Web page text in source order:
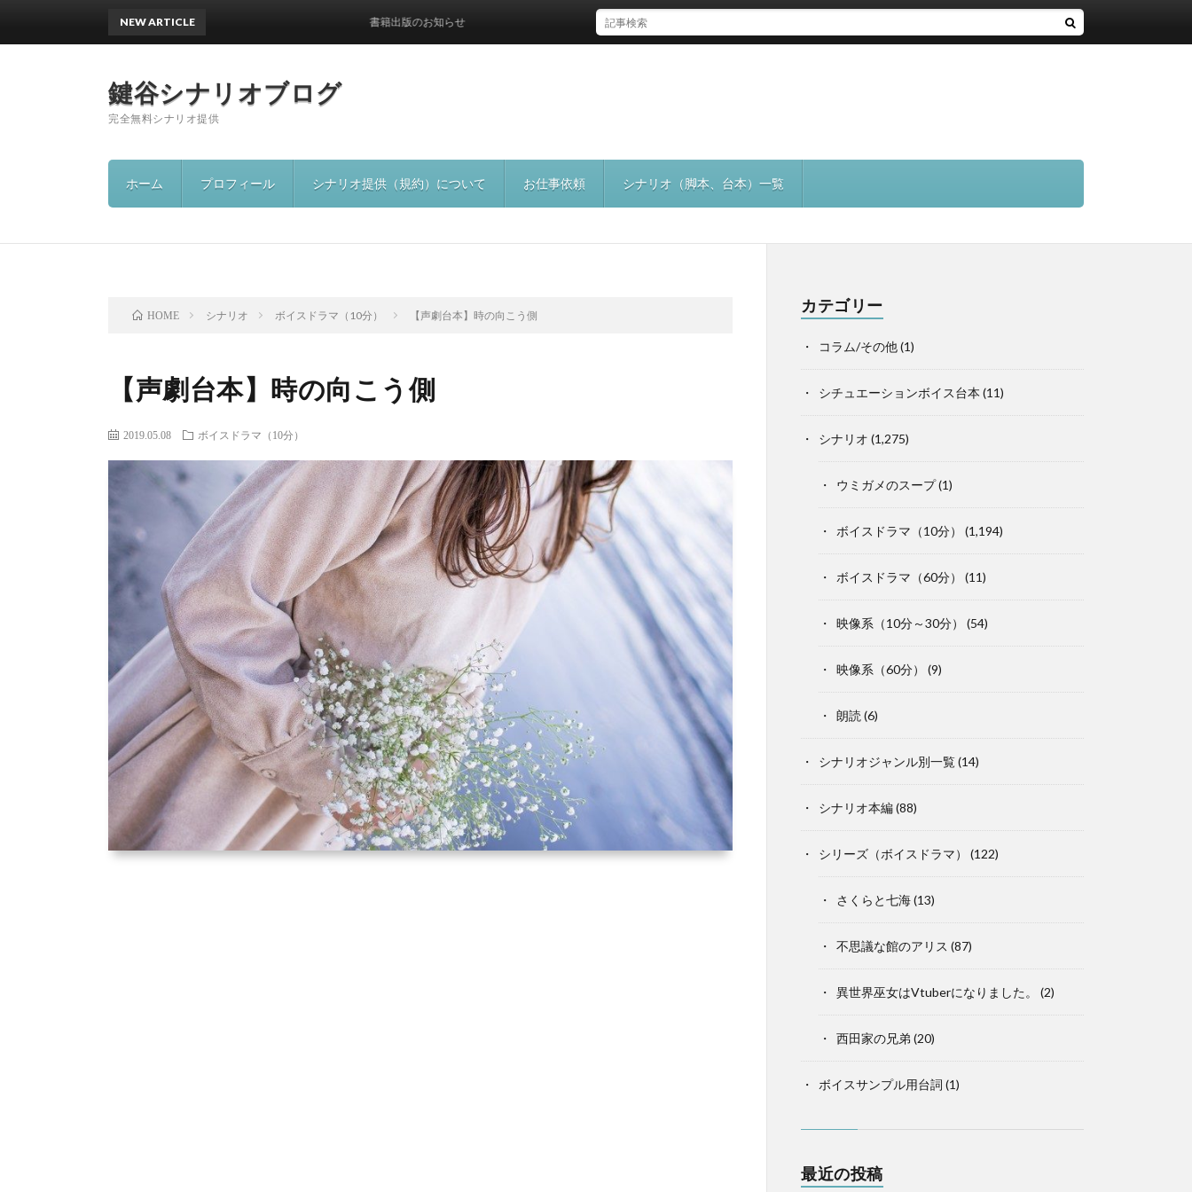
鍵谷シナリオブログ
完全無料シナリオ提供
ホーム プロフィール シナリオ提供（規約）について お仕事依頼 シナリオ（脚本、台本）一覧
NEW ARTICLE 書籍出版のお知らせ
HOME シナリオ ボイスドラマ（10分） 【声劇台本】時の向こう側
【声劇台本】時の向こう側
2019.05.08 ボイスドラマ（10分）
カテゴリー
コラム/その他(1)
シチュエーションボイス台本 (11)
シナリオ (1,275)
ウミガメのスープ(1)
ボイスドラマ（10分） (1,194)
ボイスドラマ（60分） (11)
映像系（10分～30分） (54)
映像系（60分） (9)
朗読 (6)
シナリオジャンル別一覧(14)
シナリオ本編(88)
シリーズ（ボイスドラマ） (122)
さくらと七海(13)
不思議な館のアリス (87)
異世界巫女はVtuberになりました。 (2)
西田家の兄弟 (20)
ボイスサンプル用台詞 (1)
最近の投稿